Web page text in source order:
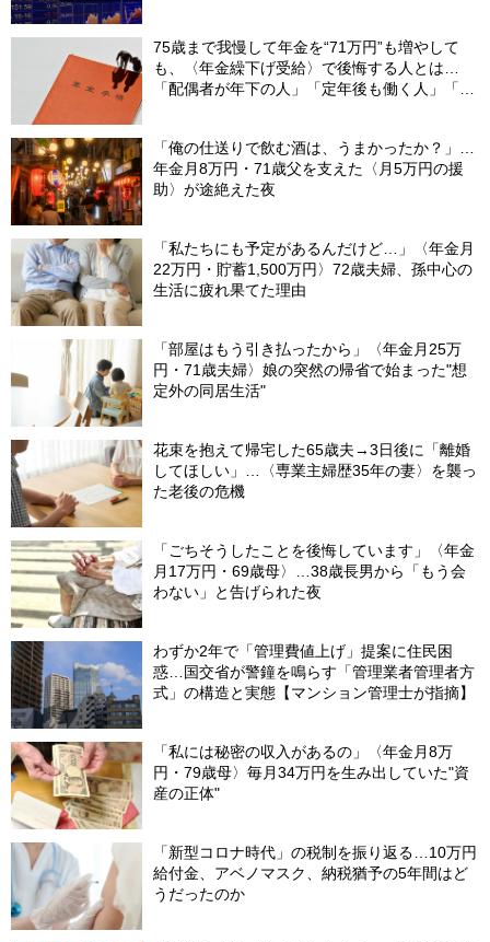
75歳まで我慢して年金を“71万円”も増やして
も、〈年金繰下げ受給〉で後悔する人とは…
「配偶者が年下の人」「定年後も働く人」「特
「俺の仕送りで飲む酒は、うまかったか？」…
年金月8万円・71歳父を支えた〈月5万円の援
助〉が途絶えた夜
「私たちにも予定があるんだけど…」〈年金月
22万円・貯蓄1,500万円〉72歳夫婦、孫中心の
生活に疲れ果てた理由
「部屋はもう引き払ったから」〈年金月25万
円・71歳夫婦〉娘の突然の帰省で始まった"想
定外の同居生活"
花束を抱えて帰宅した65歳夫→3日後に「離婚
してほしい」…〈専業主婦歴35年の妻〉を襲っ
た老後の危機
「ごちそうしたことを後悔しています」〈年金
月17万円・69歳母〉…38歳長男から「もう会
わない」と告げられた夜
わずか2年で「管理費値上げ」提案に住民困
惑…国交省が警鐘を鳴らす「管理業者管理者方
式」の構造と実態【マンション管理士が指摘】
「私には秘密の収入があるの」〈年金月8万
円・79歳母〉毎月34万円を生み出していた"資
産の正体"
「新型コロナ時代」の税制を振り返る…10万円
給付金、アベノマスク、納税猶予の5年間はど
うだったのか